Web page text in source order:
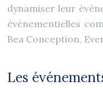
dynamiser leur
événementielles
Bea Conception,
Les